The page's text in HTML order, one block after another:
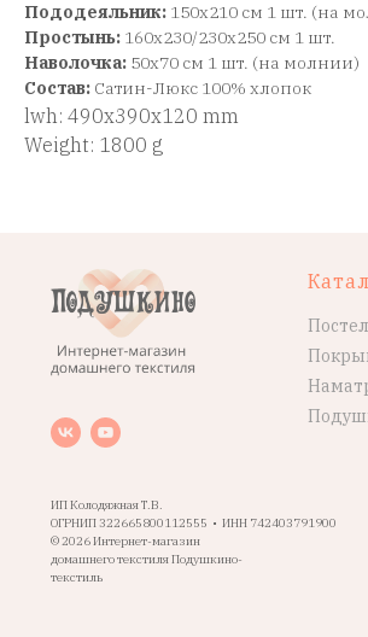
Пододеяльник: 150x210 см 1 шт. (на
Простынь: 160x230/230x250 см 1 шт.
Наволочка: 50x70 см 1 шт. (на молнии)
Состав: Сатин-Люкс 100% хлопок
lwh: 490x390x120 mm
Weight: 1800 g
ИП Колодяжная Т.В.
ОГРНИП 322665800112555 • ИНН 742403791900
© 2026 Интернет-магазин
домашнего текстиля Подушкино-
текстиль